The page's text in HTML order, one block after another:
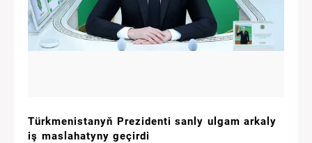
Türkmenistanyň Prezidenti sanly ulgam arkaly
iş maslahatyny geçirdi